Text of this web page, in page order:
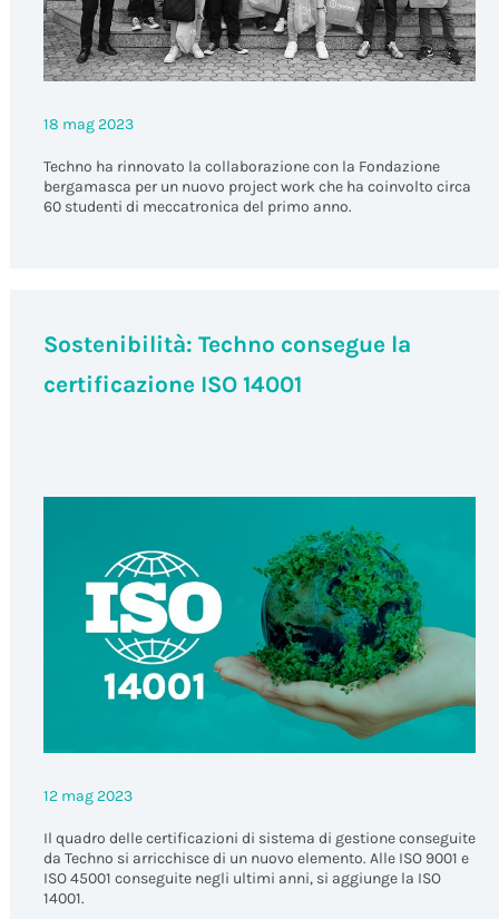
18 mag 2023
Techno ha rinnovato la collaborazione con la Fondazione
bergamasca per un nuovo project work che ha coinvolto circa
60 studenti di meccatronica del primo anno.
Sostenibilità: Techno consegue la
certificazione ISO 14001
12 mag 2023
Il quadro delle certificazioni di sistema di gestione conseguite
da Techno si arricchisce di un nuovo elemento. Alle ISO 9001 e
ISO 45001 conseguite negli ultimi anni, si aggiunge la ISO
14001.